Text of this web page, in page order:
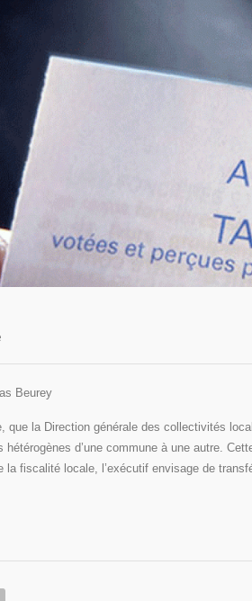
Beurey
que la Direction générale des collectivités
d’une commune à une autre.
la fiscalité locale, l’exécutif envisage de